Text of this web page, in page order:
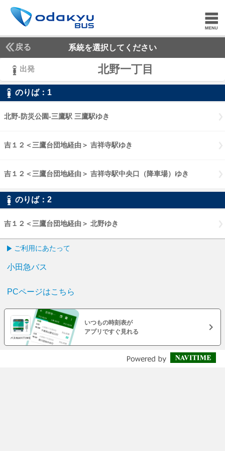
戻る 系統を選択してください
出発 北野一丁目
のりば： 1
1
北野-防災公園-三鷹駅 三鷹駅ゆき
吉１２＜三鷹台団地経由＞ 吉祥寺駅ゆき
吉１２＜三鷹台団地経由＞ 吉祥寺駅中央口（降車場）ゆき
のりば： 2
2
吉１２＜三鷹台団地経由＞ 北野ゆき
ご利用にあたって
小田急バス
PCページはこちら
いつもの時刻表が
アプリですぐ見れる